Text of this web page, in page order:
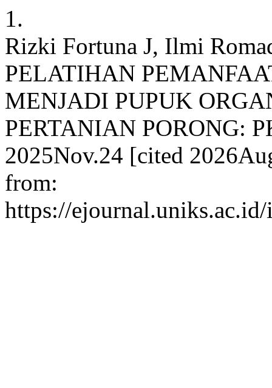
1.
Rizki Fortuna J, Ilmi
PELATIHAN
MENJADI PUPUK
PERTANIAN PORONG:
2025Nov.24 [cited
from:
https://